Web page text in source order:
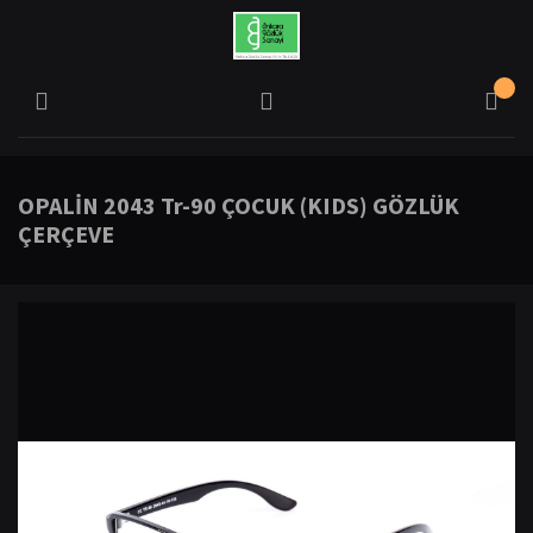
OPALİN 2043 Tr-90 ÇOCUK (KIDS) GÖZLÜK
ÇERÇEVE